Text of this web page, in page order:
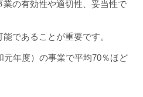
の有効性や適切性、妥当性で
であることが重要です。
年度）の事業で平均70％ほど